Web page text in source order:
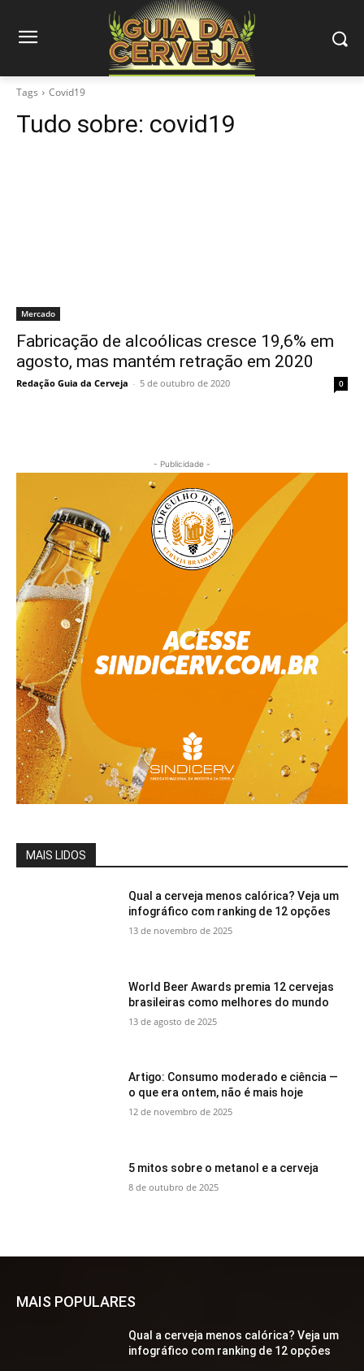
Tags Covid19
Tudo sobre: covid19
Mercado
Fabricação de alcoólicas cresce 19,6% em
agosto, mas mantém retração em 2020
Redação Guia da Cerveja - 5 de outubro de 2020 0
- Publicidade -
MAIS LIDOS
Qual a cerveja menos calórica? Veja um
infográfico com ranking de 12 opções
13 de novembro de 2025
World Beer Awards premia 12 cervejas
brasileiras como melhores do mundo
13 de agosto de 2025
Artigo: Consumo moderado e ciência —
o que era ontem, não é mais hoje
12 de novembro de 2025
5 mitos sobre o metanol e a cerveja
8 de outubro de 2025
MAIS POPULARES
Qual a cerveja menos calórica? Veja um
infográfico com ranking de 12 opções